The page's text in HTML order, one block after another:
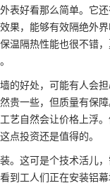
表好看那么简单。它
果，能够有效隔绝外
温隔热性能也很不错，
的好处，可能有人会
贵一些，但质量有保障
艺自然会让价格上浮
点投资还是值得的。
。这可是个技术活儿
到工人们正在安装铝